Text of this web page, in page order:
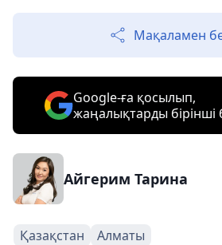
Мақаламен
Google-ға қосылып,
жаңалықтарды
Айгерим Тарина
Қазақстан Алматы